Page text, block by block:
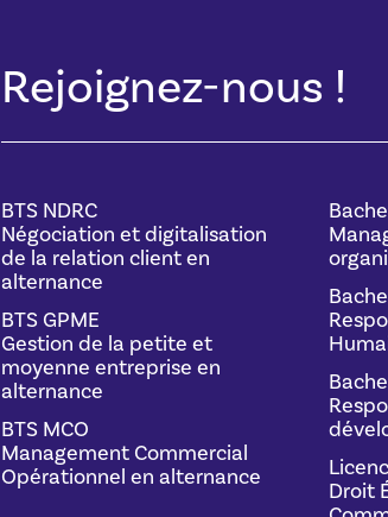
Rejoignez-nous !
BTS NDRC
Négociation et digitalisation
de la relation client en
alternance
BTS GPME
Gestion de la petite et
moyenne entreprise en
alternance
BTS MCO
Management Commercial
Opérationnel en alternance
Droit